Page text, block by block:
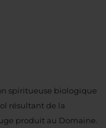
spiritueuse biologique
résultant de la
produit au Domaine.